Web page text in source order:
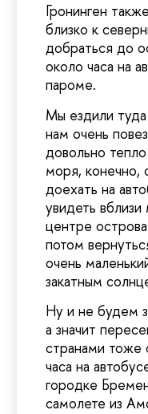
Гронинген
близко к
добраться до
около часа на
пароме.
Мы ездили
нам очень
довольно
моря, конечно,
доехать на
увидеть
центре
потом
очень
закатным
Ну и не будем
а значит
странами тоже
часа на
городке
самолете из